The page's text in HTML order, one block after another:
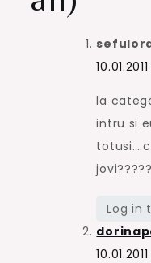
la
intru si
Log in